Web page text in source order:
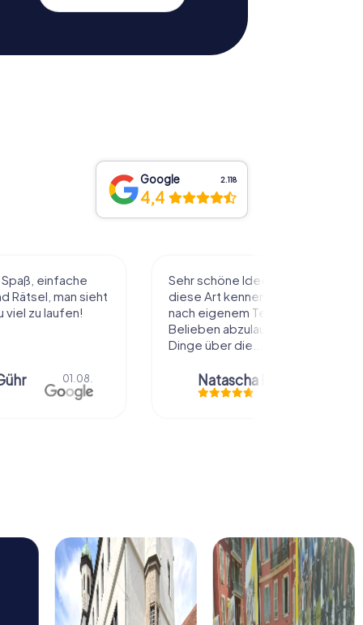
Google 2.118
4,4
die Stadt auf
Alles
und
01.08.
wir haben ein Krimi aufgelöst.
fanden es echt genial gemacht.
hat meinem Mann und mir Spaß
gemacht. mal die Stadt anders
erkunden.
Anna Gsteu